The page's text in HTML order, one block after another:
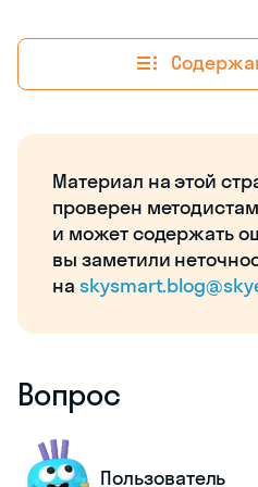
Материал на этой
проверен
и может содержать
вы заметили
на
Вопрос
Пользователь